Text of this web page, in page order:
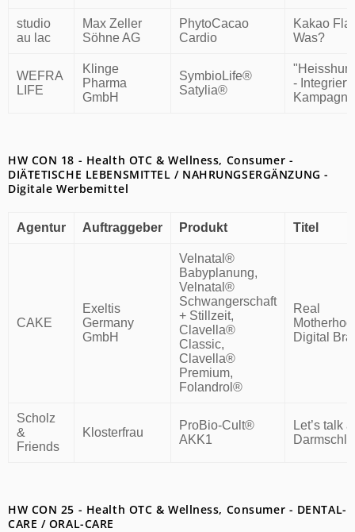
studio
au lac
Max Zeller
Söhne AG
PhytoCacao
Cardio
Kakao
Was?
WEFRA
LIFE
Klinge
Pharma
GmbH
SymbioLife®
Satylia®
-
Kampagne
HW CON 18 - Health OTC & Wellness, Consumer -
DIÄTETISCHE LEBENSMITTEL / NAHRUNGSERGÄNZUNG -
Digitale Werbemittel
Agentur Auftraggeber Produkt Titel
CAKE
Exeltis
Germany
GmbH
Velnatal®
Babyplanung,
Velnatal®
Schwangerschaft
+ Stillzeit,
Clavella®
Classic,
Clavella®
Premium,
Folandrol®
Real
Digital
Scholz
&
Friends
Klosterfrau
ProBio-Cult®
AKK1
Let’s talk
HW CON 25 - Health OTC & Wellness, Consumer - DENTAL-
CARE / ORAL-CARE